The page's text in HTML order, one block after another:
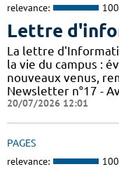
relevance:
Lettre
La lettre
la vie du campus :
nouveaux venus,
Newsletter n°17 -
20/07/2026 12:01
PAGES
relevance: